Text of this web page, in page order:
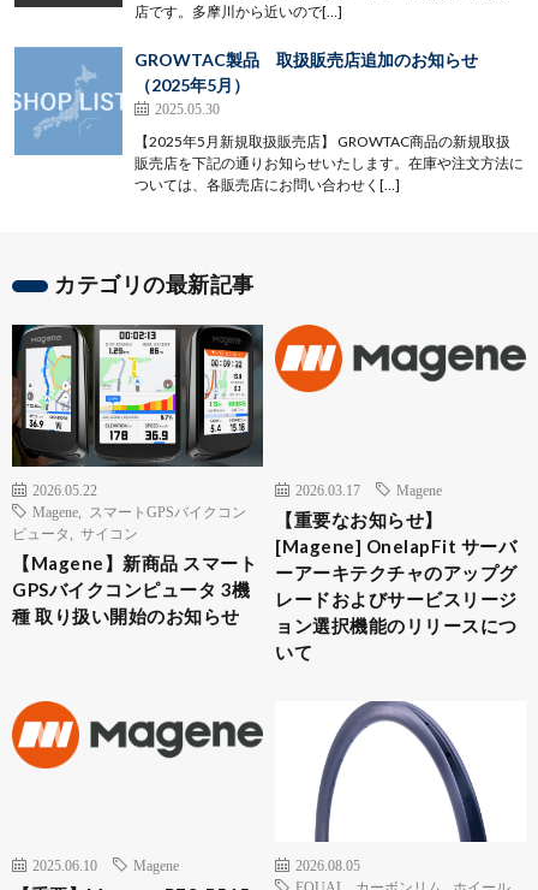
店です。多摩川から近いので[…]
GROWTAC製品 取扱販売店追加のお知らせ
（2025年5月）
2025.05.30
【2025年5月新規取扱販売店】 GROWTAC商品の新規取扱
販売店を下記の通りお知らせいたします。在庫や注文方法に
ついては、各販売店にお問い合わせく[…]
カテゴリの最新記事
2026.05.22
Magene
スマートGPSバイクコン
ピュータ
サイコン
【Magene】新商品 スマート
GPSバイクコンピュータ 3機
種 取り扱い開始のお知らせ
2026.03.17 Magene
【重要なお知らせ】
[Magene] OnelapFit サーバ
ーアーキテクチャのアップグ
レードおよびサービスリージ
ョン選択機能のリリースにつ
いて
2025.06.10 Magene
2026.08.05
EQUAL
カーボンリム ホイール